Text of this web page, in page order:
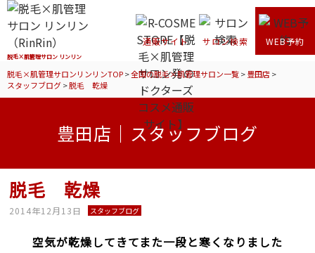
脱毛×肌管理サロン リンリン
通販サイト サロン検索 WEB予約
脱毛×肌管理サロンリンリンTOP>全国の脱毛×肌管理サロン一覧>豊田店>
スタッフブログ>脱毛 乾燥
豊田店｜スタッフブログ
脱毛 乾燥
2014年12月13日 スタッフブログ
空気が乾燥してきてまた一段と寒くなりました